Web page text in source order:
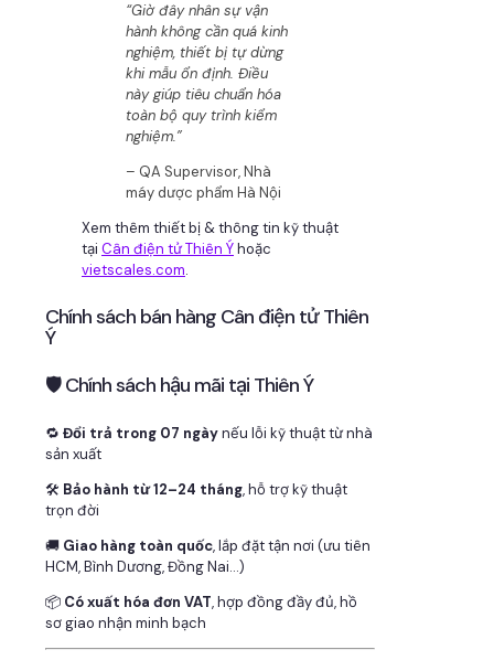
“Giờ đây nhân sự vận
hành không cần quá kinh
nghiệm, thiết bị tự dừng
khi mẫu ổn định. Điều
này giúp tiêu chuẩn hóa
toàn bộ quy trình kiểm
nghiệm.”
– QA Supervisor, Nhà
máy dược phẩm Hà Nội
Xem thêm thiết bị & thông tin kỹ thuật
tại Cân điện tử Thiên Ýhoặc
vietscales.com.
Chính sách bán hàng Cân điện tử Thiên
Ý
🛡 Chính sách hậu mãi tại Thiên Ý
🔁 Đổi trả trong 07 ngàynếu lỗi kỹ thuật từ nhà
sản xuất
🛠 Bảo hành từ 12–24 tháng, hỗ trợ kỹ thuật
trọn đời
🚚 Giao hàng toàn quốc, lắp đặt tận nơi (ưu tiên
HCM, Bình Dương, Đồng Nai…)
📦 Có xuất hóa đơn VAT, hợp đồng đầy đủ, hồ
sơ giao nhận minh bạch